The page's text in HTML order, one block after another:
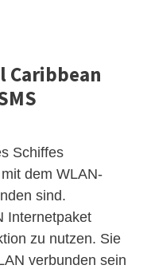
Caribbean
Schiffes
dem WLAN-
sind.
Internetpaket
zu nutzen. Sie
verbunden sein